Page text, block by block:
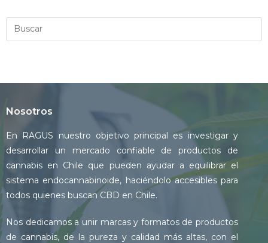
Nosotros
En RAGUS nuestro objetivo principal es investigar y
desarrollar un mercado confiable de productos de
cannabis en Chile que pueden ayudar a equilibrar el
sistema endocannabinoide, haciéndolo accesibles para
todos quienes buscan CBD en Chile.
Nos dedicamos a unir marcas y formatos de productos
de cannabis, de la pureza y calidad más altas, con el